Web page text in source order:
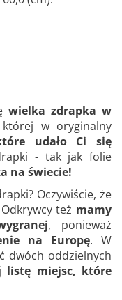
wielka zdrapka w
w oryginalny
udało Ci się
- tak jak folie
na świecie!
Oczywiście, że
też mamy
, ponieważ
na Europę. W
dwóch oddzielnych
listę miejsc, które